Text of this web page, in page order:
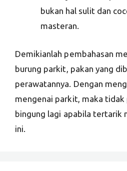
bukan hal sulit dan
masteran.
Demikianlah pembahasan
burung parkit, pakan yang
perawatannya. Dengan
mengenai parkit, maka tidak
bingung lagi apabila tertarik
ini.